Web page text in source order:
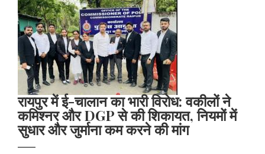
रायपुर में ई-चालान का भारी विरोध: वकीलों ने
कमिश्नर और DGP से की शिकायत, नियमों में
सुधार और जुर्माना कम करने की मांग